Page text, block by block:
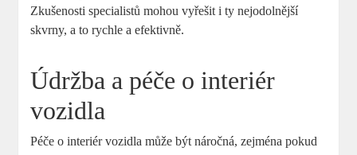
Zkušenosti specialistů mohou vyřešit i ty nejodolnější
skvrny, a to rychle a efektivně.
Údržba a péče o interiér
vozidla
Péče o interiér vozidla může být náročná, zejména pokud